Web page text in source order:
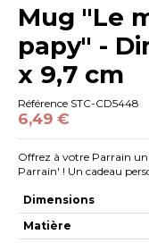
Mug "Le
papy" -
x 9,7 cm
Référence STC-CD5448
6,49 €
Offrez à votre Parrain
Parrain' ! Un cadeau
Dimensions
Matière